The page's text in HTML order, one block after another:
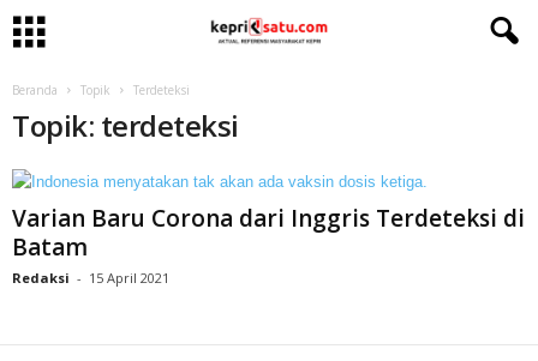
Beranda Topik Terdeteksi
Topik: terdeteksi
Varian Baru Corona dari Inggris Terdeteksi di
Batam
Redaksi - 15 April 2021